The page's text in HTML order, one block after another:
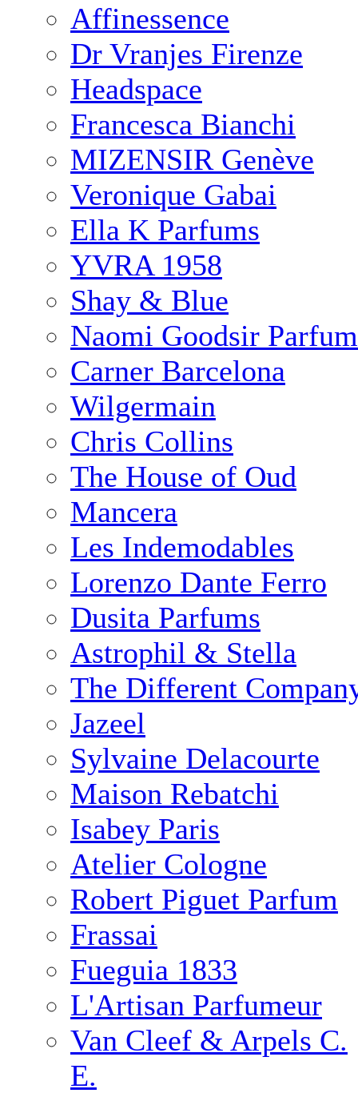
Affinessence
Dr Vranjes Firenze
Headspace
Francesca Bianchi
MIZENSIR Genève
Veronique Gabai
Ella K Parfums
YVRA 1958
Shay & Blue
Naomi Goodsir
Carner Barcelona
Wilgermain
Chris Collins
The House of Oud
Mancera
Les Indemodables
Lorenzo Dante Ferro
Dusita Parfums
Astrophil & Stella
The Different
Jazeel
Sylvaine Delacourte
Maison Rebatchi
Isabey Paris
Atelier Cologne
Robert Piguet Parfum
Frassai
Fueguia 1833
L'Artisan Parfumeur
Van Cleef & Arpels C.
E.